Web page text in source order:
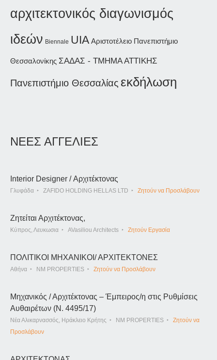
αρχιτεκτονικός διαγωνισμός
ιδεών Biennale UIA Αριστοτέλειο Πανεπιστήμιο
Θεσσαλονίκης ΣΑΔΑΣ - ΤΜΗΜΑ ΑΤΤΙΚΗΣ
Πανεπιστήμιο Θεσσαλίας εκδήλωση
ΝΕΕΣ ΑΓΓΕΛΙΕΣ
Interior Designer / Αρχιτέκτονας
Γλυφάδα ZAFIDO HOLDING HELLAS LTD Ζητούν να Προσλάβουν
Ζητείται Αρχιτέκτονας,
Κύπρος, Λευκωσια AVasiliou Architects Ζητούν Εργασία
ΠΟΛΙΤΙΚΟΙ ΜΗΧΑΝΙΚΟΙ/ ΑΡΧΙΤΕΚΤΟΝΕΣ
Αθήνα NM PROPERTIES Ζητούν να Προσλάβουν
Μηχανικός / Αρχιτέκτονας – Έμπειρος/η στις Ρυθμίσεις
Αυθαιρέτων (Ν. 4495/17)
Νέα Αλικαρνασσός, Ηράκλειο Κρήτης NM PROPERTIES
Ζητούν να
Προσλάβουν